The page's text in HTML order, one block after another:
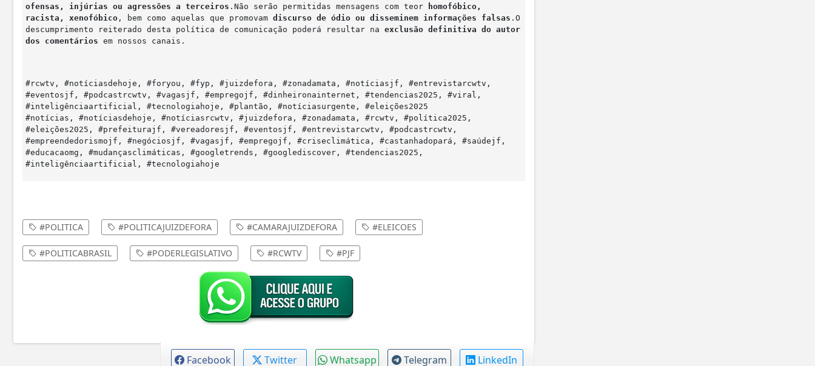
ofensas, injúrias ou agressões a terceiros .Não serão permitidas mensagens com teor
homofóbico,
racista, xenofóbico , bem como aquelas que promovam discurso de ódio ou disseminem informações falsas .O
descumprimento reiterado desta política de comunicação poderá resultar na exclusão definitiva do autor
dos comentários em nossos canais.
#rcwtv, #notíciasdehoje, #foryou, #fyp, #juizdefora, #zonadamata, #notíciasjf, #entrevistarcwtv,
#eventosjf, #podcastrcwtv, #vagasjf, #empregojf, #dinheironainternet, #tendencias2025, #viral,
#inteligênciaartificial, #tecnologiahoje, #plantão, #notíciasurgente, #eleições2025
#notícias, #notíciasdehoje, #notíciasrcwtv, #juizdefora, #zonadamata, #rcwtv, #política2025,
#eleições2025, #prefeiturajf, #vereadoresjf, #eventosjf, #entrevistarcwtv, #podcastrcwtv,
#empreendedorismojf, #negóciosjf, #vagasjf, #empregojf, #criseclimática, #castanhadopará, #saúdejf,
#educacaomg, #mudançasclimáticas, #googletrends, #googlediscover, #tendencias2025,
#inteligênciaartificial, #tecnologiahoje
#POLITICA #POLITICAJUIZDEFORA #CAMARAJUIZDEFORA #ELEICOES
#POLITICABRASIL #PODERLEGISLATIVO #RCWTV #PJF
Facebook Twitter Whatsapp Telegram LinkedIn